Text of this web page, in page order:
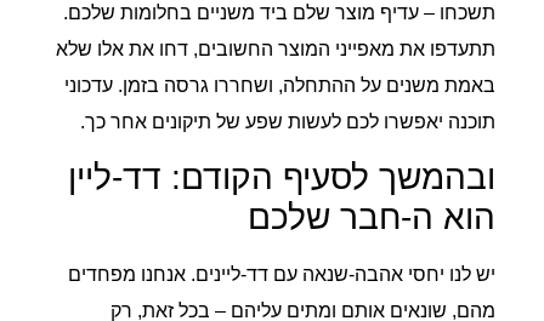
תשכחו – עדיף מוצר שלם ביד משניים בחלומות שלכם.
תתעדפו את מאפייני המוצר החשובים, דחו את אלו שלא
באמת משנים על ההתחלה, ושחררו גרסה בזמן. עדכוני
תוכנה יאפשרו לכם לעשות שפע של תיקונים אחר כך.
ובהמשך לסעיף הקודם: דד-ליין
הוא ה-חבר שלכם
יש לנו יחסי אהבה-שנאה עם דד-ליינים. אנחנו מפחדים
מהם, שונאים אותם ומתים עליהם – בכל זאת, רק